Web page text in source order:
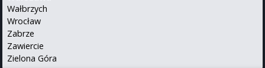
Wałbrzych
Wrocław
Zabrze
Zawiercie
Zielona Góra